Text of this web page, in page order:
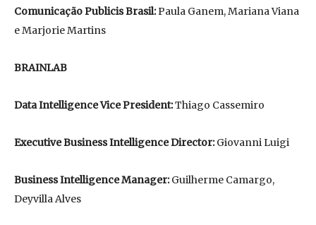
Comunicação Publicis Brasil:Paula Ganem, Mariana Viana
e Marjorie Martins
BRAINLAB
Data Intelligence Vice President:Thiago Cassemiro
Executive Business Intelligence Director:Giovanni Luigi
Business Intelligence Manager:Guilherme Camargo,
Deyvilla Alves